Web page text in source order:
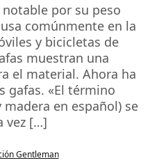
por su peso
comúnmente en la
y bicicletas de
muestran una
el material. Ahora ha
gafas. «El término
madera en español) se
vez […]
Gentleman